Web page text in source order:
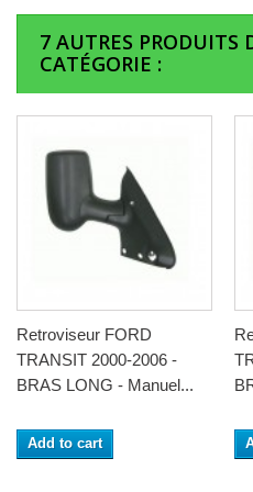
7 AUTRES PRODUITS
CATÉGORIE :
Retroviseur FORD
TRANSIT 2000-2006 -
BRAS LONG - Manuel...
Add to cart